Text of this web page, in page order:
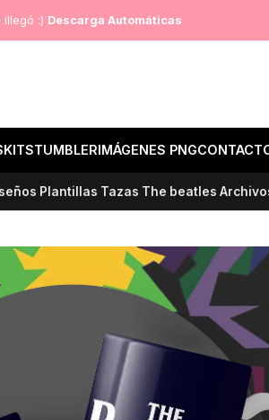
KITSTUMBLERIMÁGENES PNG
illegó :) Descarga Automáticas
Plantillas Tazas The beatles